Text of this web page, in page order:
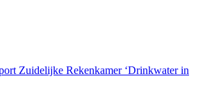
Zuidelijke Rekenkamer ‘Drinkwater in